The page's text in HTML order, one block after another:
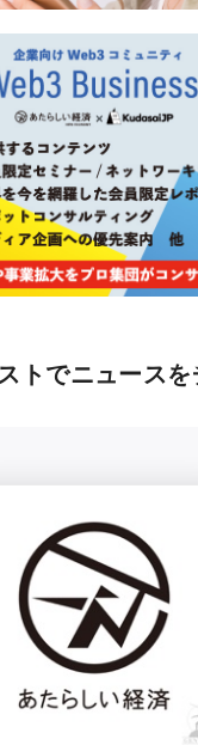
トでニュースを